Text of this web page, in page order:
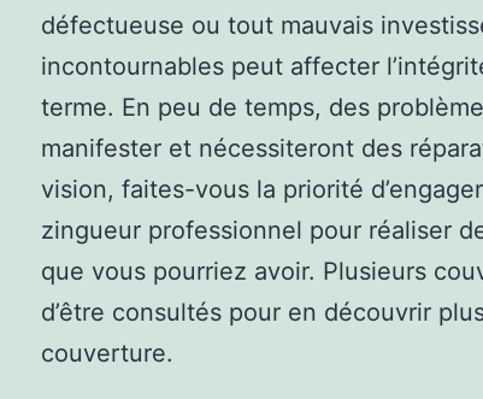
défectueuse ou tout mauvais
incontournables peut affecter
terme. En peu de temps, des
manifester et nécessiteront des
vision, faites-vous la priorité
zingueur professionnel pour réaliser
que vous pourriez avoir. Plusieurs
d’être consultés pour en découvrir
couverture.